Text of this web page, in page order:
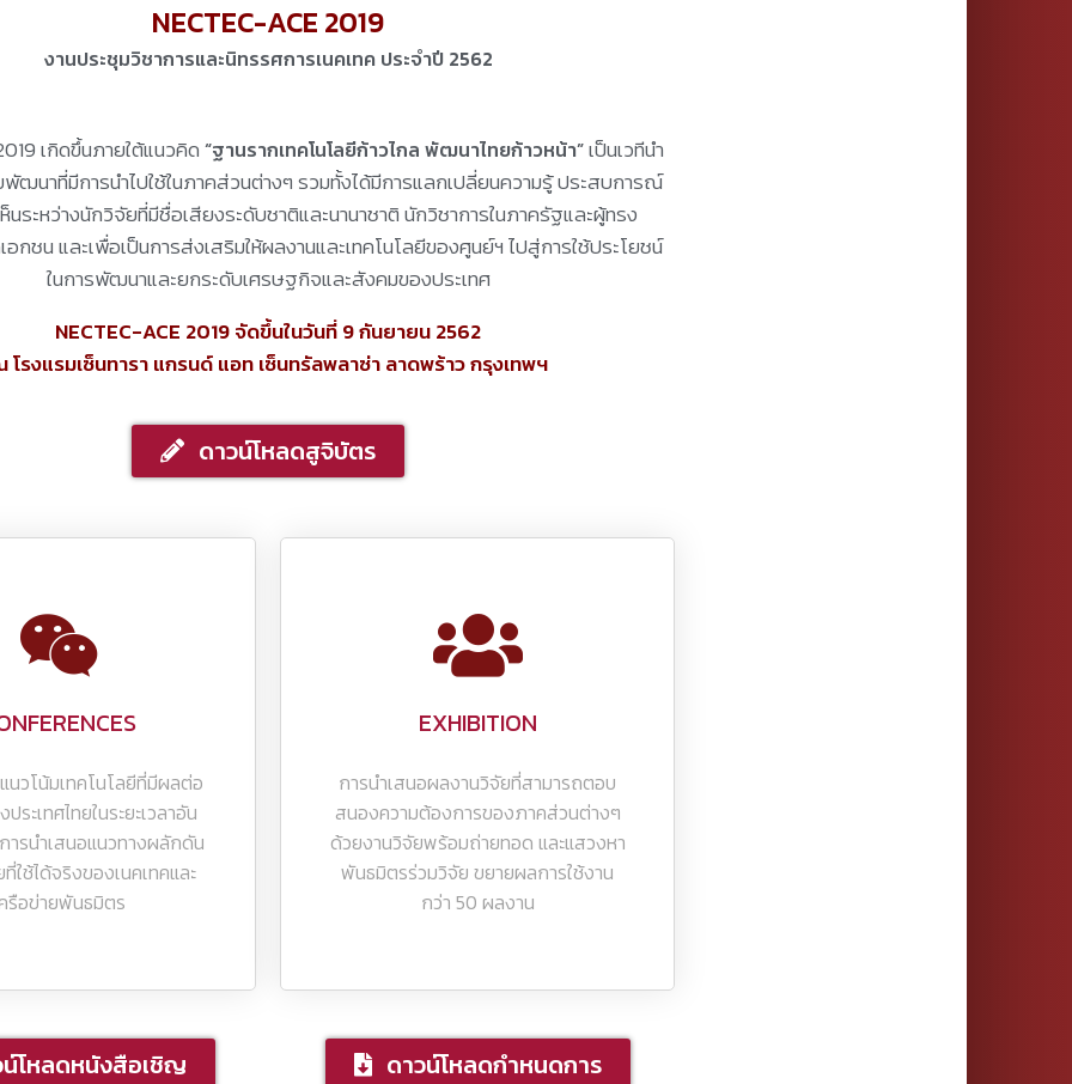
NECTEC-ACE 2019
งานประชุมวิชาการและนิทรรศการเนคเทค ประจำปี 2562​
เกิดขึ้นภายใต้แนวคิด “ฐานรากเทคโนโลยีก้าวไกล พัฒนาไทยก้าวหน้า”เป็นเวทีนำ
ฒนาที่มีการนำไปใช้ในภาคส่วนต่างๆ รวมทั้งได้มีการแลกเปลี่ยนความรู้ ประสบการณ์
นระหว่างนักวิจัยที่มีชื่อเสียงระดับชาติและนานาชาติ นักวิชาการในภาครัฐและผู้ทรง
ชน และเพื่อเป็นการส่งเสริมให้ผลงานและเทคโนโลยีของศูนย์ฯ ไปสู่การใช้ประโยชน์
ในการพัฒนาและยกระดับเศรษฐกิจและสังคมของประเทศ
NECTEC-ACE 2019 จัดขึ้นในวันที่ 9 กันยายน 2562
โรงแรมเซ็นทารา แกรนด์ แอท เซ็นทรัลพลาซ่า ลาดพร้าว กรุงเทพฯ
ดาวน์โหลดสูจิบัตร
นวโน้มเทคโนโลยีที่มีผลต่อ
ระเทศไทยในระยะเวลาอัน
ารนำเสนอแนวทางผลักดัน
ใช้ได้จริงของเนคเทคและ
รือข่ายพันธมิตร
EXHIBITION
การนำเสนอผลงานวิจัยที่สามารถตอบ
สนองความต้องการของภาคส่วนต่างๆ
ด้วยงานวิจัยพร้อมถ่ายทอด และแสวงหา
พันธมิตรร่วมวิจัย ขยายผลการใช้งาน
กว่า 50 ผลงาน
โหลดหนังสือเชิญ ดาวน์โหลดกำหนดการ